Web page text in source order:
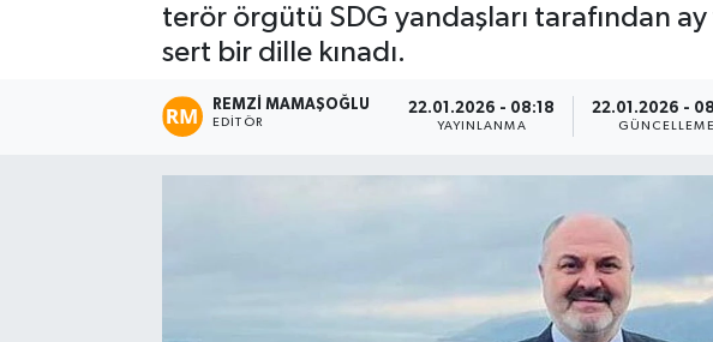
terör örgütü SDG yandaşları tarafından ay
sert bir dille kınadı.
REMZI MAMAŞOĞLU
EDITÖR
22.01.2026 - 08:18
YAYINLANMA
22.01.2026 -
GÜNCELLEME